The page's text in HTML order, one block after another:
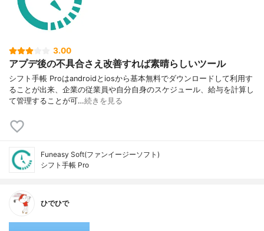
3.00
アプデ後の不具合さえ改善すれば素晴らしいツール
シフト手帳 Proはandroidとiosから基本無料でダウンロードして利用す
ることが出来、企業の従業員や自分自身のスケジュール、給与を計算し
て管理することが可…続きを見る
Funeasy Soft(ファンイージーソフト)
シフト手帳 Pro
ひでひで